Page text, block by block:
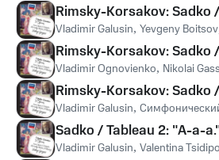
Rimsky-Korsakov: Sadko
Vladimir Galusin, Yevgeny Boitsov
Rimsky-Korsakov: Sadko
Vladimir Ognovienko, Nikolai
Rimsky-Korsakov:
Vladimir Galusin,
Sadko / Tableau 2: "A-a-
Vladimir Galusin, Valentina